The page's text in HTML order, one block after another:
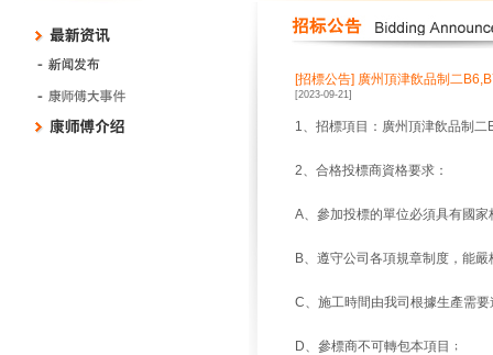
[招標公告] 廣州頂津飲品制二
[2023-09-21]
1、招標項目：廣州頂津飲品制
2、合格投標商資格要求：
A、參加投標的單位必須具有國
B、遵守公司各項規章制度，能
C、施工時間由我司根據生產需
D、 參標商不可轉包本項目 ﹔